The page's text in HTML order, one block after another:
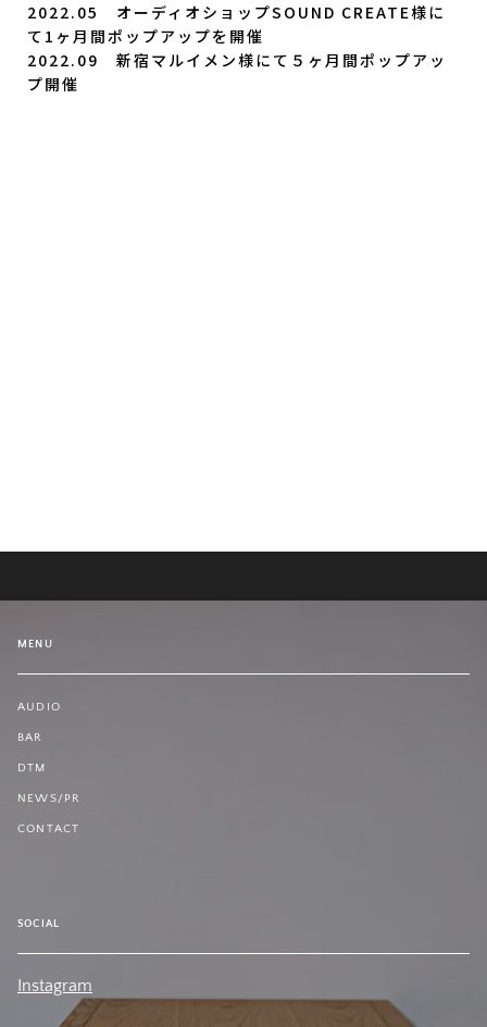
2022.05 オーディオショップSOUND CREATE様に
て1ヶ月間ポップアップを開催
2022.09 新宿マルイメン様にて５ヶ月間ポップアッ
プ開催
MENU
AUDIO
BAR
DTM
NEWS/PR
CONTACT
SOCIAL
Instagram